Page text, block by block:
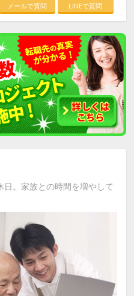
メールで質問 LINEで質問
。家族との時間を増やして